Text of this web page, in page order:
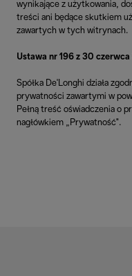
wynikające z użytkowania,
treści ani będące skutkiem
zawartych w tych witrynach.
Ustawa nr 196 z 30
Spółka De'Longhi działa
prywatności zawartymi w
Pełną treść oświadczenia o
nagłówkiem „Prywatność".